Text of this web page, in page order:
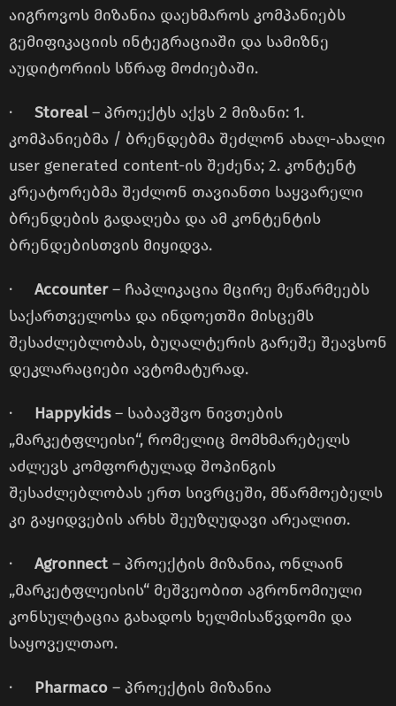
აიგროვოს მიზანია დაეხმაროს კომპანიებს
გემიფიკაციის ინტეგრაციაში და სამიზნე
აუდიტორიის სწრაფ მოძიებაში.
· Storeal– პროექტს აქვს 2 მიზანი: 1.
კომპანიებმა / ბრენდებმა შეძლონ ახალ-ახალი
user generated content-ის შეძენა; 2. კონტენტ
კრეატორებმა შეძლონ თავიანთი საყვარელი
ბრენდების გადაღება და ამ კონტენტის
ბრენდებისთვის მიყიდვა.
· Accounter– Ჩაპლიკაცია მცირე მეწარმეებს
საქართველოსა და ინდოეთში მისცემს
შესაძლებლობას, ბუღალტერის გარეშე შეავსონ
დეკლარაციები ავტომატურად.
· Happykids– საბავშვო ნივთების
„მარკეტფლეისი“, რომელიც მომხმარებელს
აძლევს კომფორტულად შოპინგის
შესაძლებლობას ერთ სივრცეში, მწარმოებელს
კი გაყიდვების არხს შეუზღუდავი არეალით.
· Agronnect – პროექტის მიზანია, ონლაინ
„მარკეტფლეისის“ მეშვეობით აგრონომიული
კონსულტაცია გახადოს ხელმისაწვდომი და
საყოველთაო.
· Pharmaco – პროექტის მიზანია